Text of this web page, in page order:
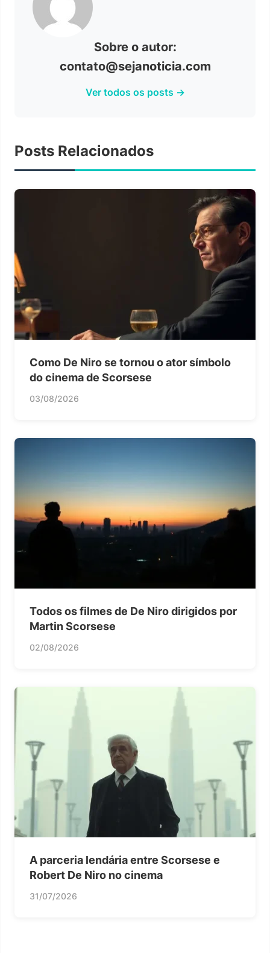
Sobre o autor:
contato@sejanoticia.com
Ver todos os posts →
Posts Relacionados
Como De Niro se tornou o ator símbolo
do cinema de Scorsese
03/08/2026
Todos os filmes de De Niro dirigidos por
Martin Scorsese
02/08/2026
A parceria lendária entre Scorsese e
Robert De Niro no cinema
31/07/2026